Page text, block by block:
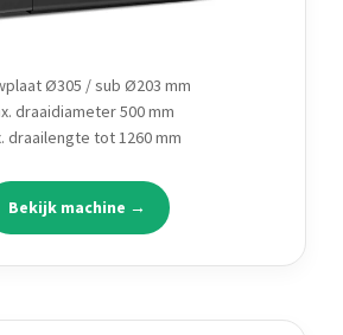
Ø305 / sub Ø203 mm
draaidiameter 500 mm
draailengte tot 1260 mm
Bekijk machine →